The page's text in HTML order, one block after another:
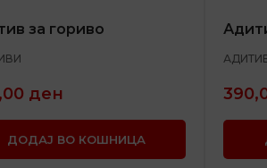
за гориво
ден
ДОДАЈ ВО КОШНИЦА